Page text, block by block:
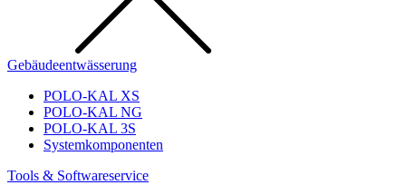
Gebäudeentwässerung
POLO-KAL XS
POLO-KAL NG
POLO-KAL 3S
Systemkomponenten
Tools & Softwareservice